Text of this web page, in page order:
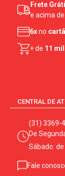
Frete
e acima de
6xno
+ de 11
CENTRAL DE
(31) 3369-
De
Sábado:
Fale